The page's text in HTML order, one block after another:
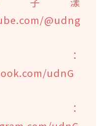
子漾
@udng
udnG